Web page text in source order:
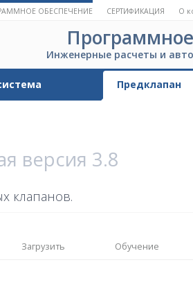
ОБЕСПЕЧЕНИЕ СЕРТИФИКАЦИЯ О
Инженерные расчеты и
Предклапан
версия 3.8
клапанов.
Загрузить Обучение